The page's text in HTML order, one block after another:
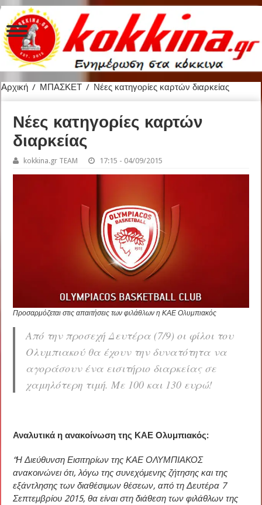
Αρχική / ΜΠΑΣΚΕΤ / Νέες κατηγορίες καρτών διαρκείας
Νέες κατηγορίες καρτών
διαρκείας
kokkina.gr TEAM 17:15 - 04/09/2015
Προσαρμόζεται στις απαιτήσεις των φιλάθλων η ΚΑΕ Ολυμπιακός
Από την προσεχή Δευτέρα (7/9) οι φίλοι του
Ολυμπιακού θα έχουν την δυνατότητα να
αγοράσουν ένα εισιτήριο διαρκείας σε
χαμηλότερη τιμή. Με 100 και 130 ευρώ!
Αναλυτικά η ανακοίνωση της ΚΑΕ Ολυμπιακός:
“Η Διεύθυνση Εισιτηρίων της ΚΑΕ ΟΛΥΜΠΙΑΚΟΣ
ανακοινώνει ότι, λόγω της συνεχόμενης ζήτησης και της
εξάντλησης των διαθέσιμων θέσεων, από τη Δευτέρα 7
Σεπτεμβρίου 2015, θα είναι στη διάθεση των φιλάθλων της